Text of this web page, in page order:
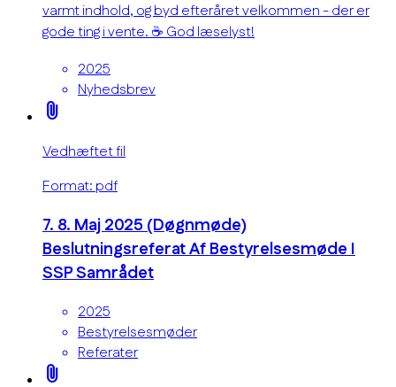
varmt indhold, og byd efteråret velkommen - der er
gode ting i vente. ☕ God læselyst!
2025
Nyhedsbrev
attach_file
Vedhæftet fil
Format: pdf
7. 8. Maj 2025 (Døgnmøde)
Beslutningsreferat Af Bestyrelsesmøde I
SSP Samrådet
2025
Bestyrelsesmøder
Referater
attach_file